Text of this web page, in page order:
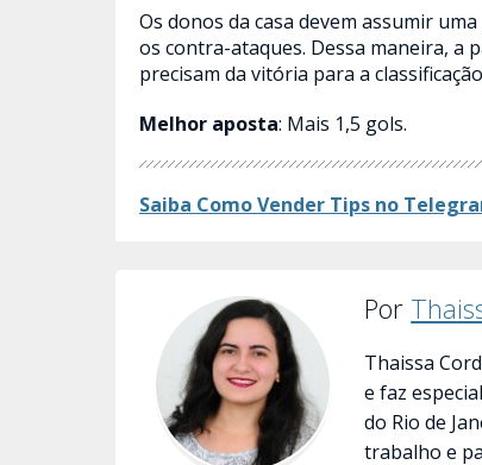
Os donos da casa devem assumir
os contra-ataques. Dessa maneira, a
precisam da vitória para a
Melhor aposta: Mais 1,5 gols.
Saiba Como Vender Tips no
Por
Thaissa
e faz
do Rio de
trabalho e